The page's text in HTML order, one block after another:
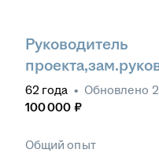
Руководитель
62 года • Обновлено
100 000 ₽
Общий опыт